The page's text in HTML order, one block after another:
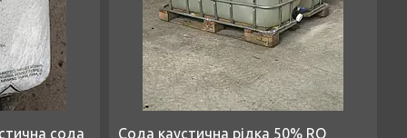
cода
Сода каустична рідка 50% RO